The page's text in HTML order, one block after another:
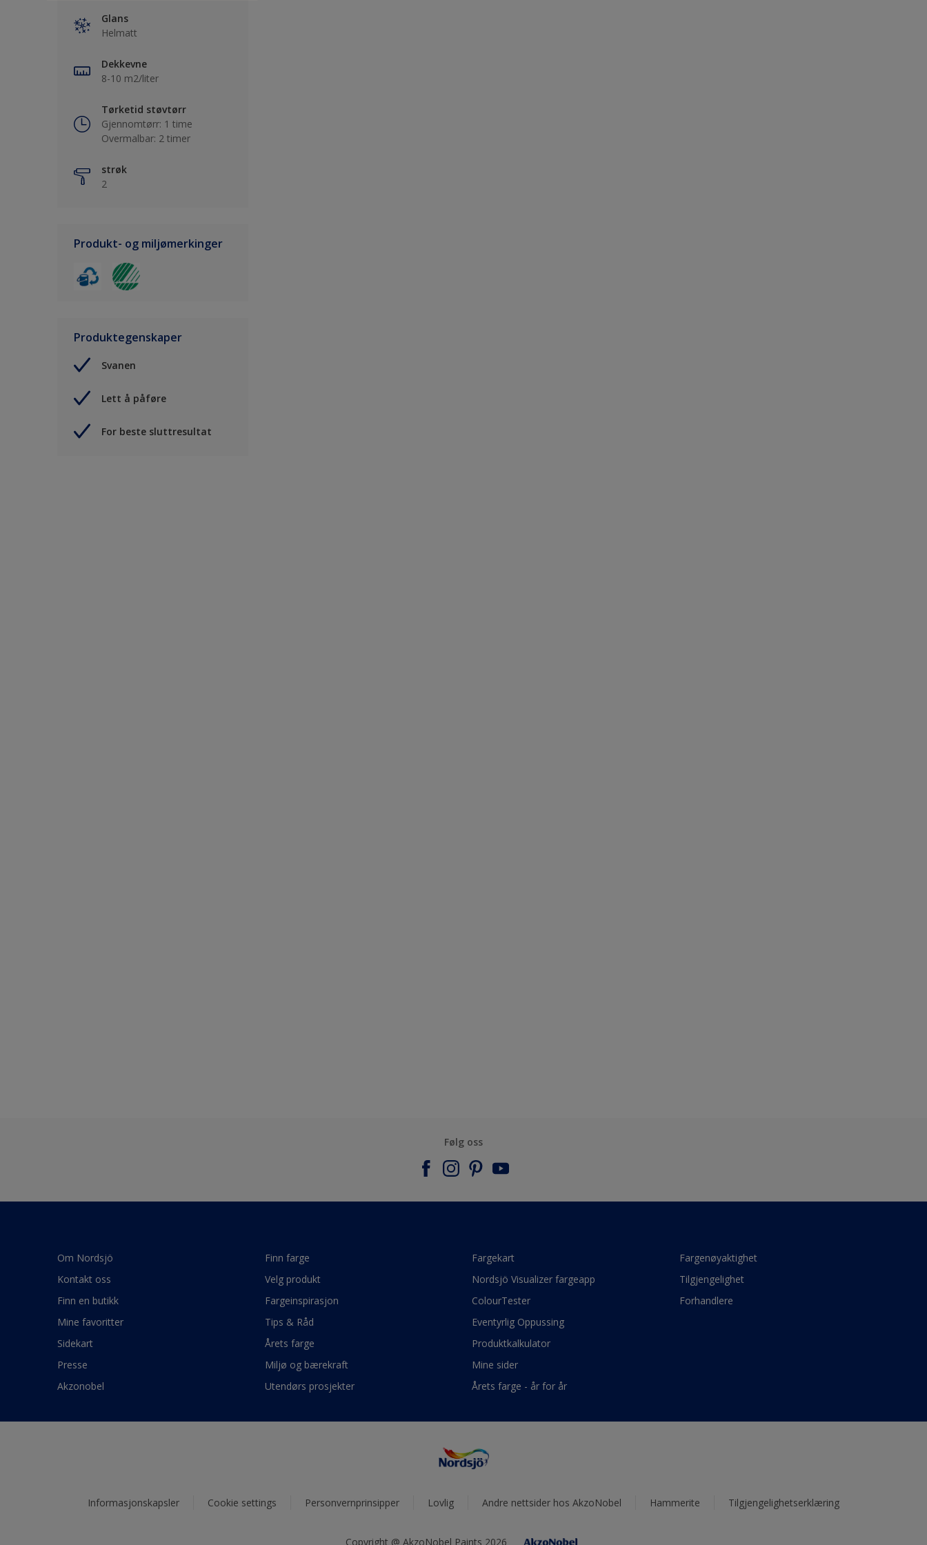
Glans
Helmatt
Dekkevne
8-10 m2/liter
Tørketid støvtørr
Gjennomtørr: 1 time
Overmalbar: 2 timer
strøk
2
Produkt- og miljømerkinger
Produktegenskaper
Svanen
Lett å påføre
For beste sluttresultat
Følg oss
Om Nordsjö
Kontakt oss
Finn en butikk
Mine favoritter
Sidekart
Presse
Akzonobel
Finn farge
Velg produkt
Fargeinspirasjon
Tips & Råd
Årets farge
Miljø og bærekraft
Utendørs prosjekter
Fargekart
Nordsjö Visualizer fargeapp
ColourTester
Eventyrlig Oppussing
Produktkalkulator
Mine sider
Årets farge - år for år
Fargenøyaktighet
Tilgjengelighet
Forhandlere
Informasjonskapsler Cookie settings Personvernprinsipper Lovlig Andre nettsider hos AkzoNobel Hammerite Tilgjengelighetserklæring
Copyright @ AkzoNobel Paints 2026